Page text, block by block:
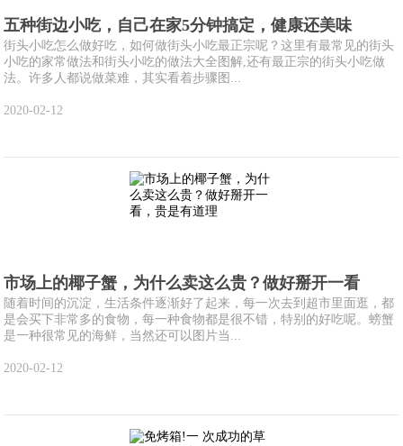
五种街边小吃，自己在家5分钟搞定，健康还美味
街头小吃怎么做好吃，如何做街头小吃最正宗呢？这里有最常见的街头
小吃的家常做法和街头小吃的做法大全图解,还有最正宗的街头小吃做
法。许多人都说做菜难，其实看着步骤图...
2020-02-12
市场上的椰子蟹，为什么卖这么贵？做好掰开一看
随着时间的沉淀，生活条件逐渐好了起来，每一次去到超市里面逛，都
是会买下非常多的食物，每一种食物都是很不错，特别的好吃呢。螃蟹
是一种很常见的海鲜，当然还可以图片当...
2020-02-12